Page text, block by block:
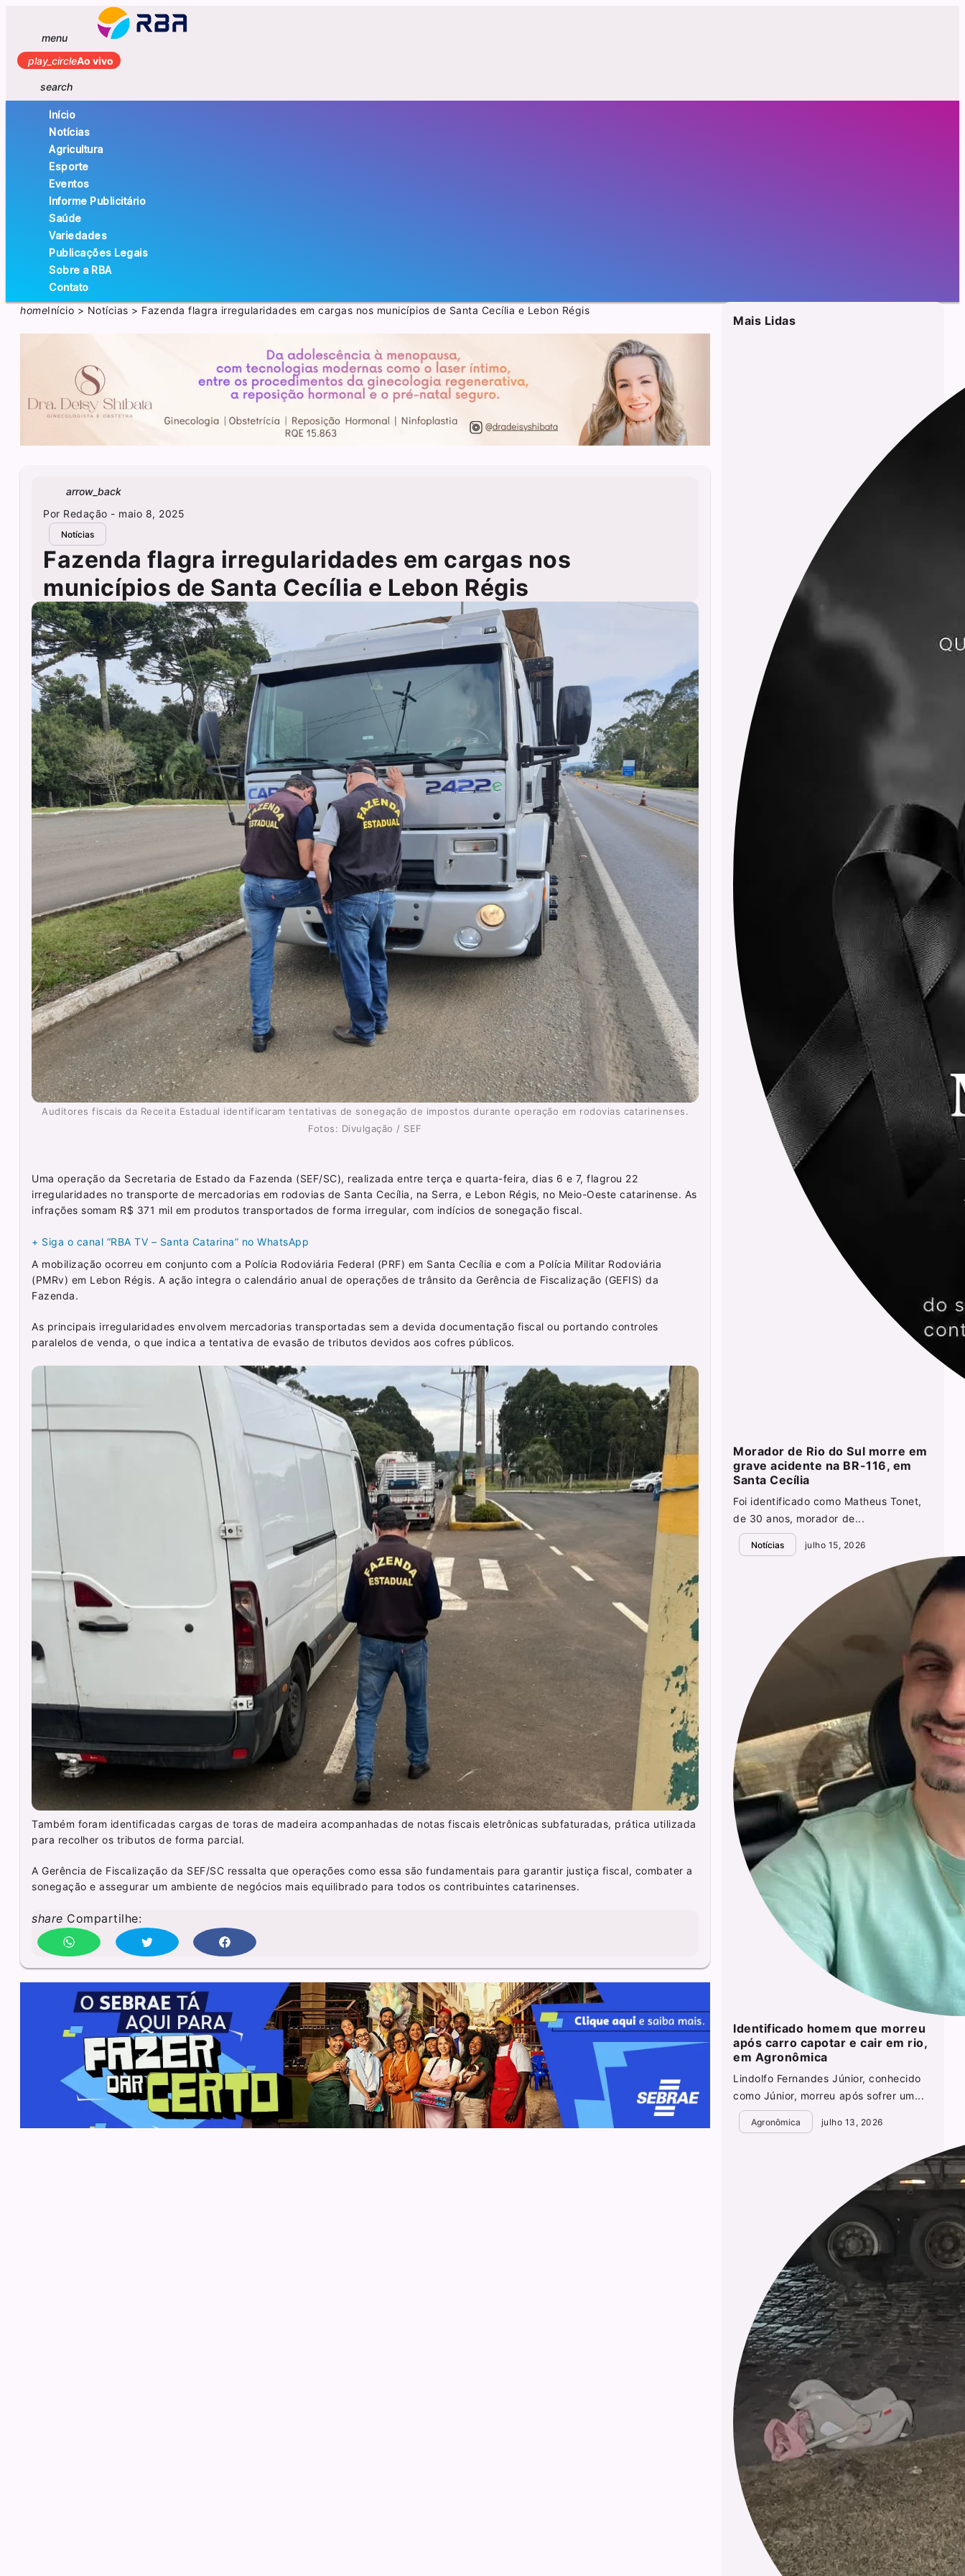
menu
play_circleAo vivo
search
Início
Notícias
Agricultura
Esporte
Eventos
Informe Publicitário
Saúde
Variedades
Publicações Legais
Sobre a RBA
Contato
homeInício > Notícias > Fazenda flagra irregularidades em cargas nos municípios de Santa Cecília e Lebon Régis
arrow_back
Por Redação - maio 8, 2025
Notícias
Fazenda flagra irregularidades em cargas nos
municípios de Santa Cecília e Lebon Régis
Auditores fiscais da Receita Estadual identificaram tentativas de sonegação de impostos durante operação em rodovias catarinenses.
Fotos: Divulgação / SEF
Uma operação da Secretaria de Estado da Fazenda (SEF/SC), realizada entre terça e quarta-feira, dias 6 e 7, flagrou 22
irregularidades no transporte de mercadorias em rodovias de Santa Cecília, na Serra, e Lebon Régis, no Meio-Oeste catarinense. As
infrações somam R$ 371 mil em produtos transportados de forma irregular, com indícios de sonegação fiscal.
+ Siga o canal “RBA TV – Santa Catarina” no WhatsApp
A mobilização ocorreu em conjunto com a Polícia Rodoviária Federal (PRF) em Santa Cecília e com a Polícia Militar Rodoviária
(PMRv) em Lebon Régis. A ação integra o calendário anual de operações de trânsito da Gerência de Fiscalização (GEFIS) da
Fazenda.
As principais irregularidades envolvem mercadorias transportadas sem a devida documentação fiscal ou portando controles
paralelos de venda, o que indica a tentativa de evasão de tributos devidos aos cofres públicos.
Também foram identificadas cargas de toras de madeira acompanhadas de notas fiscais eletrônicas subfaturadas, prática utilizada
para recolher os tributos de forma parcial.
A Gerência de Fiscalização da SEF/SC ressalta que operações como essa são fundamentais para garantir justiça fiscal, combater a
sonegação e assegurar um ambiente de negócios mais equilibrado para todos os contribuintes catarinenses.
share Compartilhe:
Mais Lidas
Morador de Rio do Sul morre em
grave acidente na BR-116, em
Santa Cecília
Foi identificado como Matheus Tonet,
de 30 anos, morador de...
Notícias julho 15, 2026
Identificado homem que morreu
após carro capotar e cair em rio,
em Agronômica
Lindolfo Fernandes Júnior, conhecido
como Júnior, morreu após sofrer um...
Agronômica julho 13, 2026